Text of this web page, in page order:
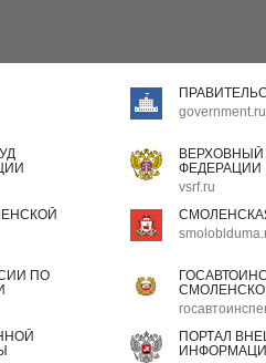
government.ru
ФЕДЕРАЦИИ
vsrf.ru
ПО
ПОРТАЛ